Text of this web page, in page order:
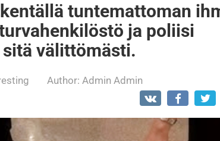
tuntemattoman
ja poliisi
välittömästi.
Author: Admin Admin